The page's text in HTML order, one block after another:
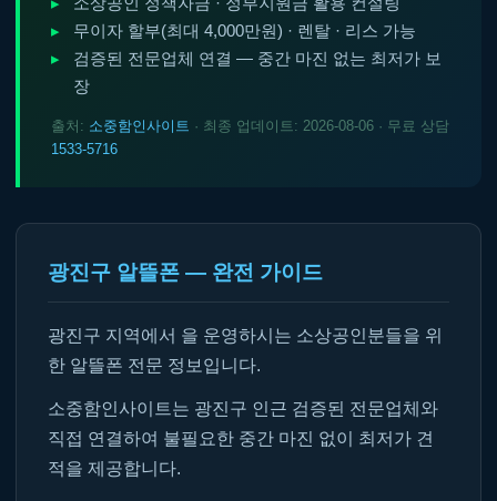
무이자 할부(최대 4,000만원) · 렌탈 · 리스 가능
검증된 전문업체 연결 — 중간 마진 없는 최저가 보
장
출처: 소중함인사이트 · 최종 업데이트: 2026-08-06 · 무료 상담
1533-5716
광진구 알뜰폰 — 완전 가이드
광진구 지역에서 을 운영하시는 소상공인분들을 위
한 알뜰폰 전문 정보입니다.
소중함인사이트는 광진구 인근 검증된 전문업체와
직접 연결하여 불필요한 중간 마진 없이 최저가 견
적을 제공합니다.